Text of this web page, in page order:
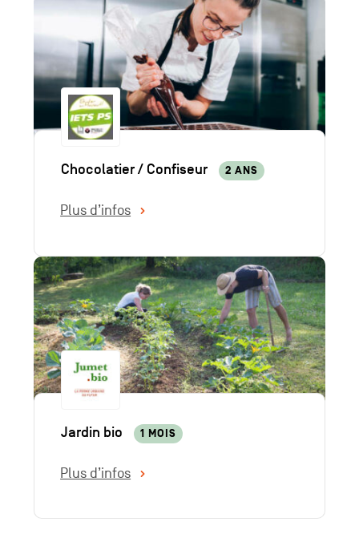
Chocolatier / Confiseur 2 ANS
Plus d’infos
Jardin bio 1 MOIS
Plus d’infos